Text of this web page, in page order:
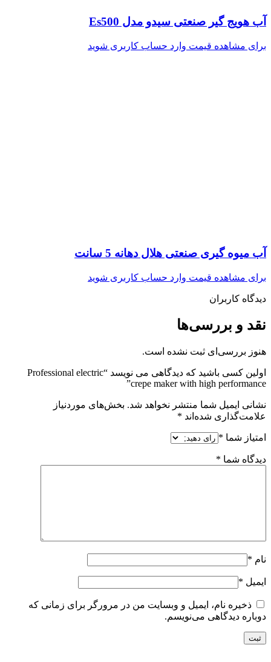
آب هویج گیر صنعتی سیدو مدل Es500
برای مشاهده قیمت وارد حساب کاربری شوید
آب میوه گیری صنعتی هلال دهانه 5 سانت
برای مشاهده قیمت وارد حساب کاربری شوید
دیدگاه کاربران
نقد و بررسی‌ها
هنوز بررسی‌ای ثبت نشده است.
اولین کسی باشید که دیدگاهی می نویسد “Professional electric
crepe maker with high performance”
نشانی ایمیل شما منتشر نخواهد شد. بخش‌های موردنیاز
علامت‌گذاری شده‌اند *
امتیاز شما *
دیدگاه شما *
نام *
ایمیل *
ذخیره نام، ایمیل و وبسایت من در مرورگر برای زمانی که
دوباره دیدگاهی می‌نویسم.